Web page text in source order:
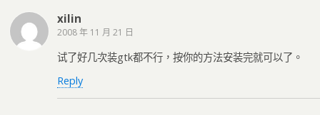
xilin
2008 年 11 月 21 日
试了好几次装gtk都不行，按你的方法安装完就可以了。
Reply